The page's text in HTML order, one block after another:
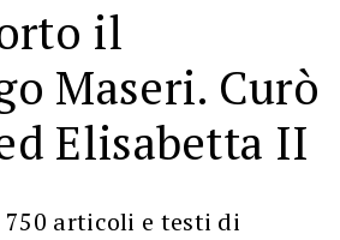
il
Maseri. Curò
Elisabetta II
articoli e testi di